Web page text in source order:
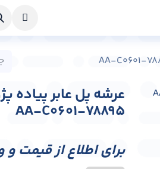
عرشه پل عابر
AA-C0601-78895
برای اطلاع از قیمت